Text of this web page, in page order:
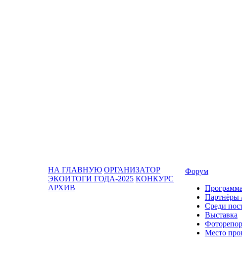
НА ГЛАВНУЮ ОРГАНИЗАТОР
ЭКОИТОГИ ГОДА-2025 КОНКУРС
АРХИВ
Форум
Программа
Партнёры
Среди
Выставка
Место